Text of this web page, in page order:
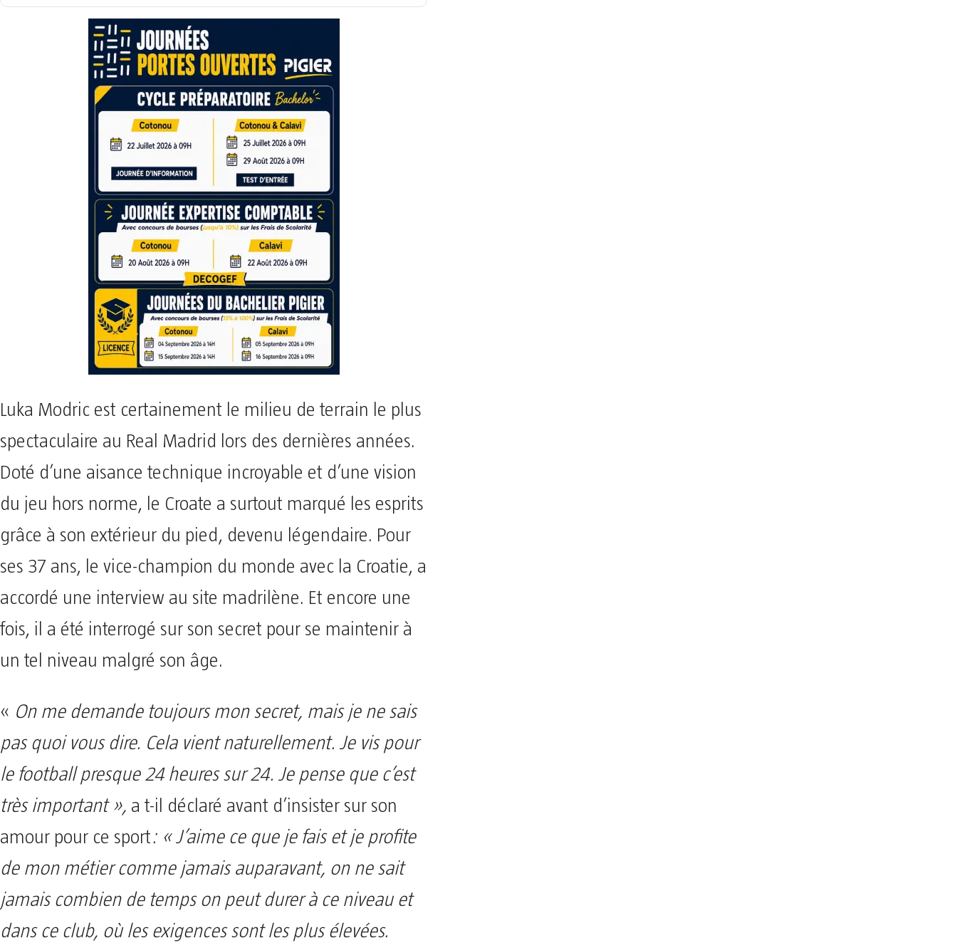
Luka Modric est certainement le milieu de terrain le plus
spectaculaire au Real Madrid lors des dernières années.
Doté d’une aisance technique incroyable et d’une vision
du jeu hors norme, le Croate a surtout marqué les esprits
grâce à son extérieur du pied, devenu légendaire. Pour
ses 37 ans, le vice-champion du monde avec la Croatie, a
accordé une interview au site madrilène. Et encore une
fois, il a été interrogé sur son secret pour se maintenir à
un tel niveau malgré son âge.
« On me demande toujours mon secret, mais je ne sais
pas quoi vous dire. Cela vient naturellement. Je vis pour
le football presque 24 heures sur 24. Je pense que c’est
très important », a t-il déclaré avant d’insister sur son
amour pour ce sport: « J’aime ce que je fais et je profite
de mon métier comme jamais auparavant, on ne sait
jamais combien de temps on peut durer à ce niveau et
dans ce club, où les exigences sont les plus élevées.